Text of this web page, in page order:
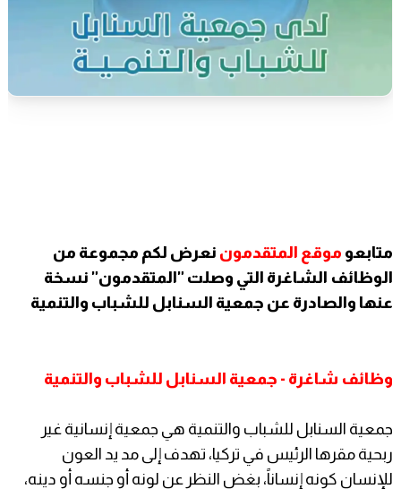
متابعو موقع المتقدمون نعرض لكم مجموعة من
الوظائف الشاغرة التي وصلت "المتقدمون" نسخة
عنها والصادرة عن جمعية السنابل للشباب والتنمية
وظائف شاغرة - جمعية السنابل للشباب والتنمية
جمعية السنابل للشباب والتنمية هي جمعية إنسانية غير
ربحية مقرها الرئيس في تركيا، تهدف إلى مد يد العون
للإنسان كونه إنساناً، بغض النظر عن لونه أو جنسه أو دينه،